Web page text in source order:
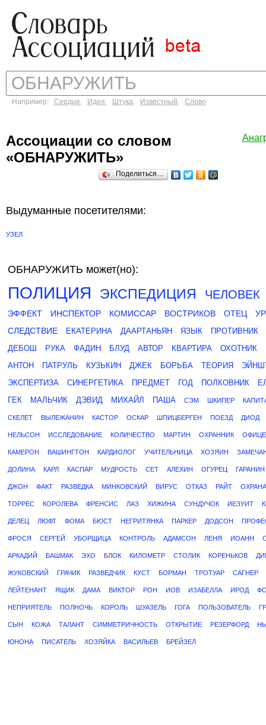
Например: Сердце, Идея, Штука, Известный, Слово
Ассоциации со словом
«ОБНАРУЖИТЬ»
Поделиться…
Выдуманные посетителями:
УЗЕЛ
ОБНАРУЖИТЬ может(но):
ПОЛИЦИЯ ЭКСПЕДИЦИЯ ЧЕЛОВЕК
ЭФФЕКТ ИНСПЕКТОР КОМИССАР ВОСТРИКОВ ОТЕЦ
СЛЕДСТВИЕ
ЕКАТЕРИНА ДААРТАНЬЯН ЯЗЫК
ПРОТИВНИК
ДЕБОШ
РУКА ФАДИН БЛУД АВТОР КВАРТИРА ОХОТНИК
АНТОН
ПАТРУЛЬ КУЗЬКИН ДЖЕК БОРЬБА ТЕОРИЯ
ЭКСПЕРТИЗА
СИНЕРГЕТИКА ПРЕДМЕТ ГОД ПОЛКОВНИК
ГЕК
МАЛЬЧИК ДЭВИД МИХАЙЛ ПАША СЭМ ШКИПЕР
СКЕЛЕТ ВЫЛЕЖАНИН КАСТОР ОСКАР ШПИЦБЕРГЕН ПОЕЗД ДИОД
НЕЛЬСОН ИССЛЕДОВАНИЕ КОЛИЧЕСТВО МАРТИН ОХРАННИК
КАМЕРОН ВАШИНГТОН КАРДИОЛОГ УЧИТЕЛЬНИЦА ХОЗЯИН
ДОЛИНА КАРЛ КАСПАР МУДРОСТЬ СЕТ АЛЕХИН ОГУРЕЦ ГАРАНИН
ДЖОН ФАКТ РАЗВЕДКА МИНКОВСКИЙ ВИРУС ОТКАЗ РАЙТ ОХРАНА
ТОРРЕС КОРОЛЕВА ФРЕНСИС ЛАЗ ХИЖИНА СУНДУЧОК ИЕЗУИТ
ДЕЛЕЦ ЛЮФТ ФОМА БЮСТ НЕГРИТЯНКА ПАРКЕР ДОДСОН
ФРОСЯ СЕРГЕЙ УБОРЩИЦА КОНТРОЛЬ АДАМСОН ЛЕНЯ ИОАНН
АРКАДИЙ БАШМАК ЭХО БЛОК КИЛОМЕТР СТОЛИК КОРЕНЬКОВ
ЖУКОВСКИЙ ГРАЧИК РАЗВЕДЧИК КУСТ БОРМАН ТРОТУАР САГНЕР
ЛЕЙТЕНАНТ ЯЩИК ДАМА ВИКТОР РОН ИОВ ИЗАБЕЛЛА ИРОД
НЕПРИЯТЕЛЬ ПОЛНОЧЬ КОРОЛЬ ШУАЗЕЛЬ ГОГА ПОЛЬЗОВАТЕЛЬ
СЫН КОЖА ТАЛАНТ СИММЕТРИЧНОСТЬ ОТКРЫТИЕ РЕЗЕРФОРД
ЮНОНА ПИСАТЕЛЬ ХОЗЯЙКА ВАСИЛЬЕВ БРЕЙЗЕЛ